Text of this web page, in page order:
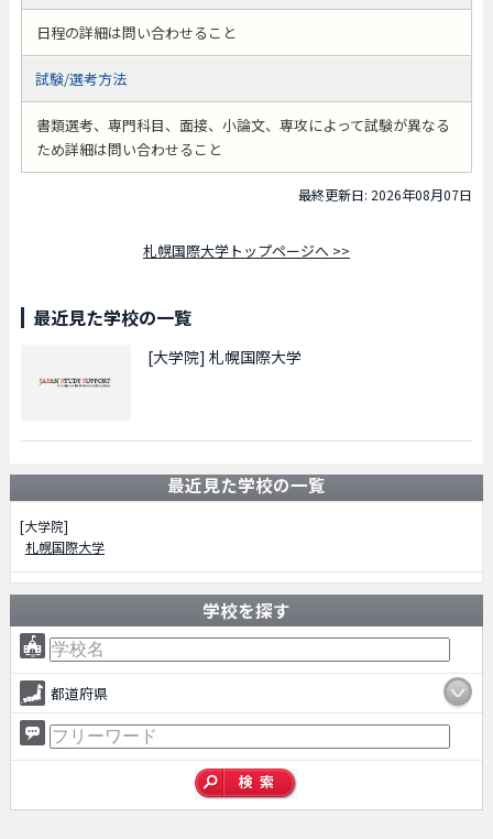
日程の詳細は問い合わせること
試験/選考方法
書類選考、専門科目、面接、小論文、専攻によって試験が異なる
ため詳細は問い合わせること
最終更新日: 2026年08月07日
札幌国際大学トップページへ >>
最近見た学校の一覧
[大学院] 札幌国際大学
最近見た学校の一覧
[大学院]
札幌国際大学
学校を探す
都道府県